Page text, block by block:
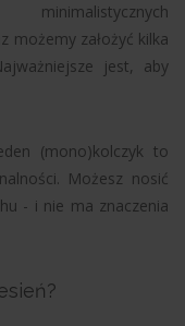
możemy założyć kilka
jest, aby
(mono)kolczyk to
Możesz nosić
- i nie ma znaczenia